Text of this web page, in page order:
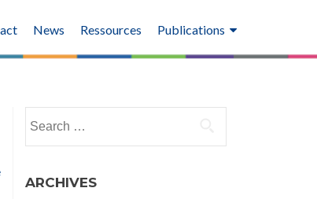
News Ressources Publications
for:
ARCHIVES